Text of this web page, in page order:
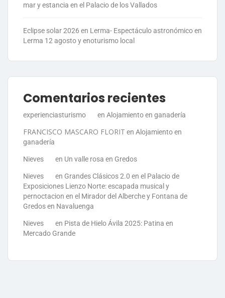
mar y estancia en el Palacio de los Vallados
Eclipse solar 2026 en Lerma- Espectáculo astronómico en
Lerma 12 agosto y enoturismo local
Comentarios recientes
experienciasturismo en Alojamiento en ganadería
FRANCISCO MASCARO FLORIT en Alojamiento en
ganadería
Nieves en Un valle rosa en Gredos
Nieves en Grandes Clásicos 2.0 en el Palacio de
Exposiciones Lienzo Norte: escapada musical y
pernoctacion en el Mirador del Alberche y Fontana de
Gredos en Navaluenga
Nieves en Pista de Hielo Ávila 2025: Patina en
Mercado Grande